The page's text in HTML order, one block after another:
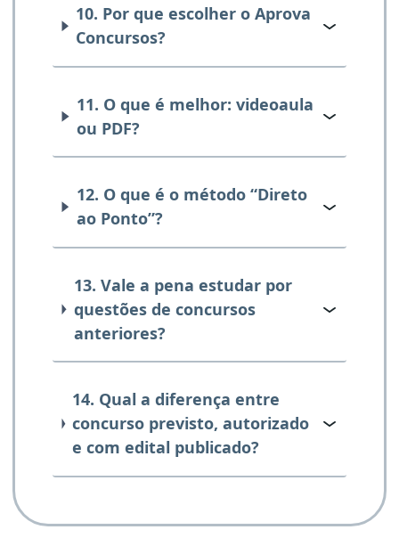
10. Por que escolher o Aprova
Concursos?
11. O que é melhor: videoaula
ou PDF?
12. O que é o método “Direto
ao Ponto”?
13. Vale a pena estudar por
questões de concursos
anteriores?
14. Qual a diferença entre
concurso previsto, autorizado
e com edital publicado?